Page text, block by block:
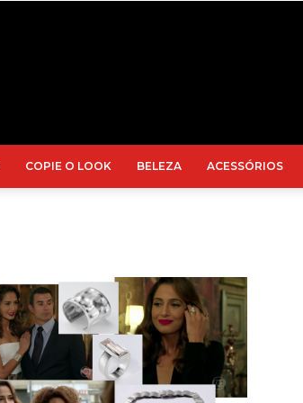
COPIE O LOOK BELEZA ACESSÓRIOS